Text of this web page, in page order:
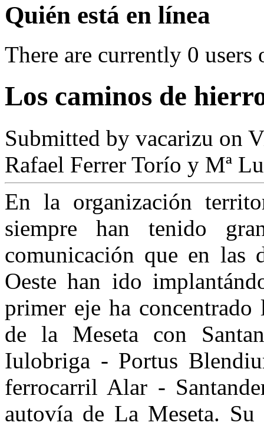
Quién está en línea
There are currently 0 users
Los caminos de
Submitted by vacarizu on
Rafael Ferrer Torío y Mª
En la organización
siempre han tenido
comunicación que en
Oeste han ido
primer eje ha
de la Meseta con
Iulobriga - Portus
ferrocarril Alar -
autovía de La Meseta.